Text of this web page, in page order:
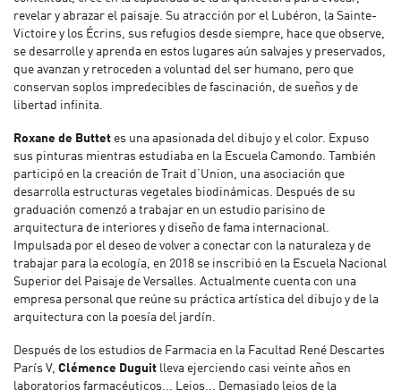
revelar y abrazar el paisaje. Su atracción por el Lubéron, la Sainte-
Victoire y los Écrins, sus refugios desde siempre, hace que observe,
se desarrolle y aprenda en estos lugares aún salvajes y preservados,
que avanzan y retroceden a voluntad del ser humano, pero que
conservan soplos impredecibles de fascinación, de sueños y de
libertad infinita.
Roxane de Buttet es una apasionada del dibujo y el color. Expuso
sus pinturas mientras estudiaba en la Escuela Camondo. También
participó en la creación de Trait d’Union, una asociación que
desarrolla estructuras vegetales biodinámicas. Después de su
graduación comenzó a trabajar en un estudio parisino de
arquitectura de interiores y diseño de fama internacional.
Impulsada por el deseo de volver a conectar con la naturaleza y de
trabajar para la ecología, en 2018 se inscribió en la Escuela Nacional
Superior del Paisaje de Versalles. Actualmente cuenta con una
empresa personal que reúne su práctica artística del dibujo y de la
arquitectura con la poesía del jardín.
Después de los estudios de Farmacia en la Facultad René Descartes
París V, Clémence Duguit lleva ejerciendo casi veinte años en
laboratorios farmacéuticos... Lejos... Demasiado lejos de la